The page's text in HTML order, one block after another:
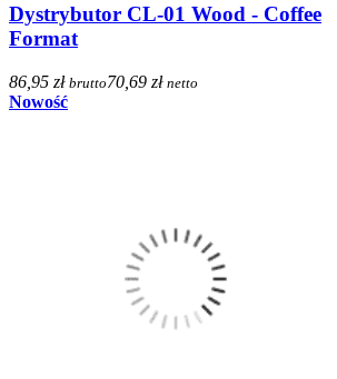
Dystrybutor CL-01 Wood - Coffee
Format
86,95 zł brutto70,69 zł netto
Nowość